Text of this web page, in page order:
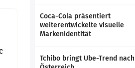
Coca-Cola präsentiert
weiterentwickelte visuelle
Markenidentität
Tchibo bringt Ube-Trend nach